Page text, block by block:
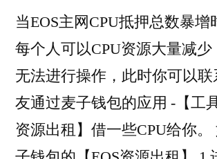
当EOS主网CPU抵押总数暴增
每个人可以CPU资源大量减
无法进行操作，此时你可以
友通过麦子钱包的应用 -【工
资源出租】借一些CPU给你